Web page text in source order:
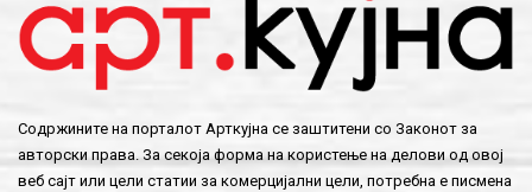
Содржините на порталот Арткујна се заштитени со Законот за
авторски права. За секоја форма на користење на делови од овој
веб сајт или цели статии за комерцијални цели, потребна е писмена